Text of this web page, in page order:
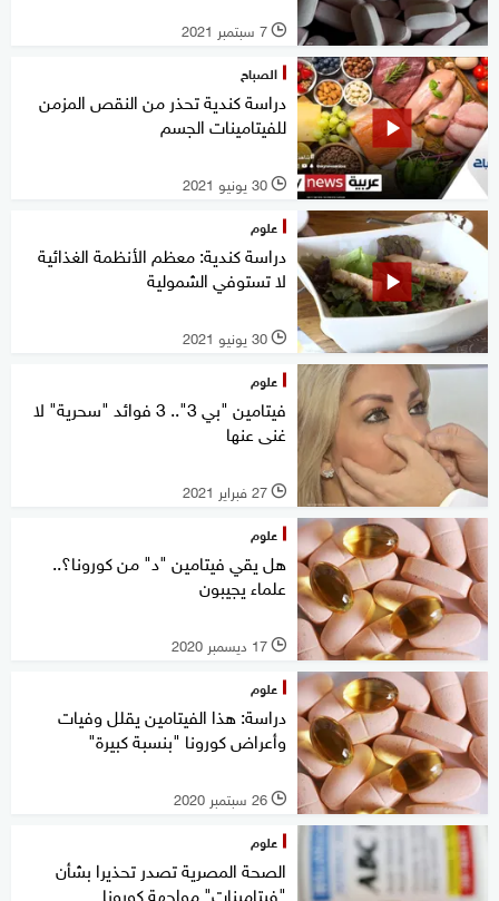
l 7 سبتمبر 2021
الصباح
دراسة كندية تحذر من النقص المزمن
للفيتامينات الجسم
l 30 يونيو 2021
علوم
دراسة كندية: معظم الأنظمة الغذائية
لا تستوفي الشمولية
l 30 يونيو 2021
علوم
فيتامين "بي 3".. 3 فوائد "سحرية" لا
غنى عنها
l 27 فبراير 2021
علوم
هل يقي فيتامين "د" من كورونا؟..
علماء يجيبون
l 17 ديسمبر 2020
علوم
دراسة: هذا الفيتامين يقلل وفيات
وأعراض كورونا "بنسبة كبيرة"
l 26 سبتمبر 2020
علوم
الصحة المصرية تصدر تحذيرا بشأن
"فيتامينات" مواجهة كورونا